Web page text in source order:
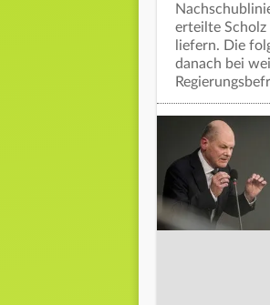
erteilte Scholz
liefern. Die
danach bei